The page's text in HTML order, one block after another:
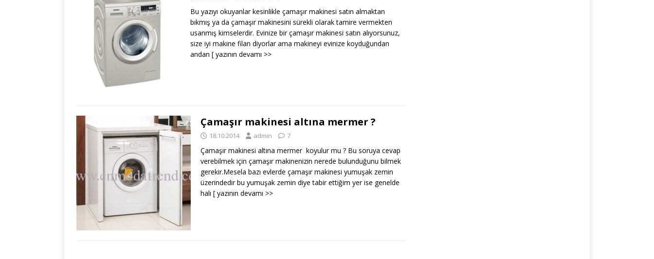
Bu yazıyı okuyanlar kesinlikle çamaşır makinesi satın almaktan
bıkmış ya da çamaşır makinesini sürekli olarak tamire vermekten
usanmış kimselerdir. Evinize bir çamaşır makinesi satın alıyorsunuz,
size iyi makine filan diyorlar ama makineyi evinize koyduğundan
andan [ yazının devamı >>
Çamaşır makinesi altına mermer ?
18.10.2014 admin 7
Çamaşır makinesi altına mermer koyulur mu ? Bu soruya cevap
verebilmek için çamaşır makinenizin nerede bulunduğunu bilmek
gerekir.Mesela bazı evlerde çamaşır makinesi yumuşak zemin
üzerindedir bu yumuşak zemin diye tabir ettiğim yer ise genelde
halı [ yazının devamı >>